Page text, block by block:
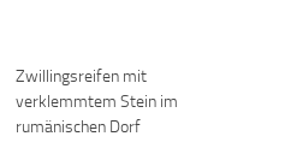
Zwillingsreifen mit
verklemmtem Stein im
rumänischen Dorf